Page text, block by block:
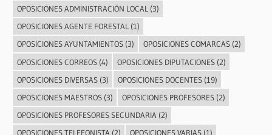
OPOSICIONES ADMINISTRACIÓN LOCAL (3)
OPOSICIONES AGENTE FORESTAL(1)
OPOSICIONES AYUNTAMIENTOS(3) OPOSICIONES COMARCAS(2)
OPOSICIONES CORREOS(4) OPOSICIONES DIPUTACIONES(2)
OPOSICIONES DIVERSAS(3) OPOSICIONES DOCENTES(19)
OPOSICIONES MAESTROS(3) OPOSICIONES PROFESORES(2)
OPOSICIONES PROFESORES SECUNDARIA(2)
OPOSICIONES TELEFONISTA (2) OPOSICIONES VARIAS(1)